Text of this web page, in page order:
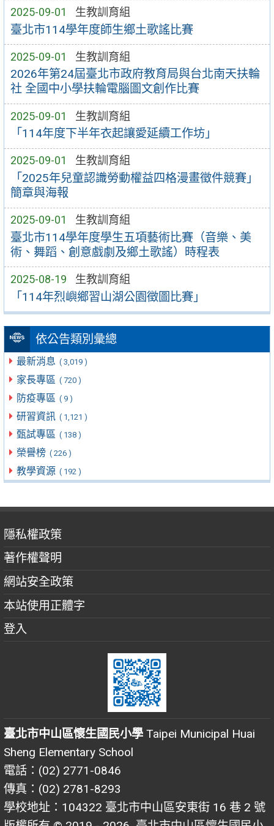
2025-09-01 生教訓育組
臺北市114學年度師生鄉土歌謠比賽
2025-09-01 生教訓育組
2026年第24屆臺北市政府教育局與台北南天扶輪
社 全國中小學扶輪電腦圖文創作比賽
2025-09-01 生教訓育組
「114年度下半年衣起讓愛延續工作坊」
2025-09-01 生教訓育組
「2025年兒童認識勞動權益四格漫畫徵件競賽」
簡章與海報
2025-09-01 生教訓育組
臺北市114學年度學生五項藝術比賽（音樂、美
術、舞蹈、創意戲劇及鄉土歌謠）時程表
2025-08-19 生教訓育組
「114年烈嶼鄉習山湖公園徵圖比賽」
依公告類別彙總
最新消息 ( 3,019 )
家長專區 ( 720 )
防疫專區 ( 9 )
研習資訊 ( 1,121 )
甄試專區 ( 138 )
榮譽榜 ( 226 )
教學資源 ( 192 )
隱私權政策
著作權聲明
網站安全政策
本站使用正體字
登入
臺北市中山區懷生國民小學 Taipei Municipal Huai
Sheng Elementary School
電話：(02) 2771-0846
傳真：(02) 2781-8293
學校地址：104322 臺北市中山區安東街 16 巷 2 號